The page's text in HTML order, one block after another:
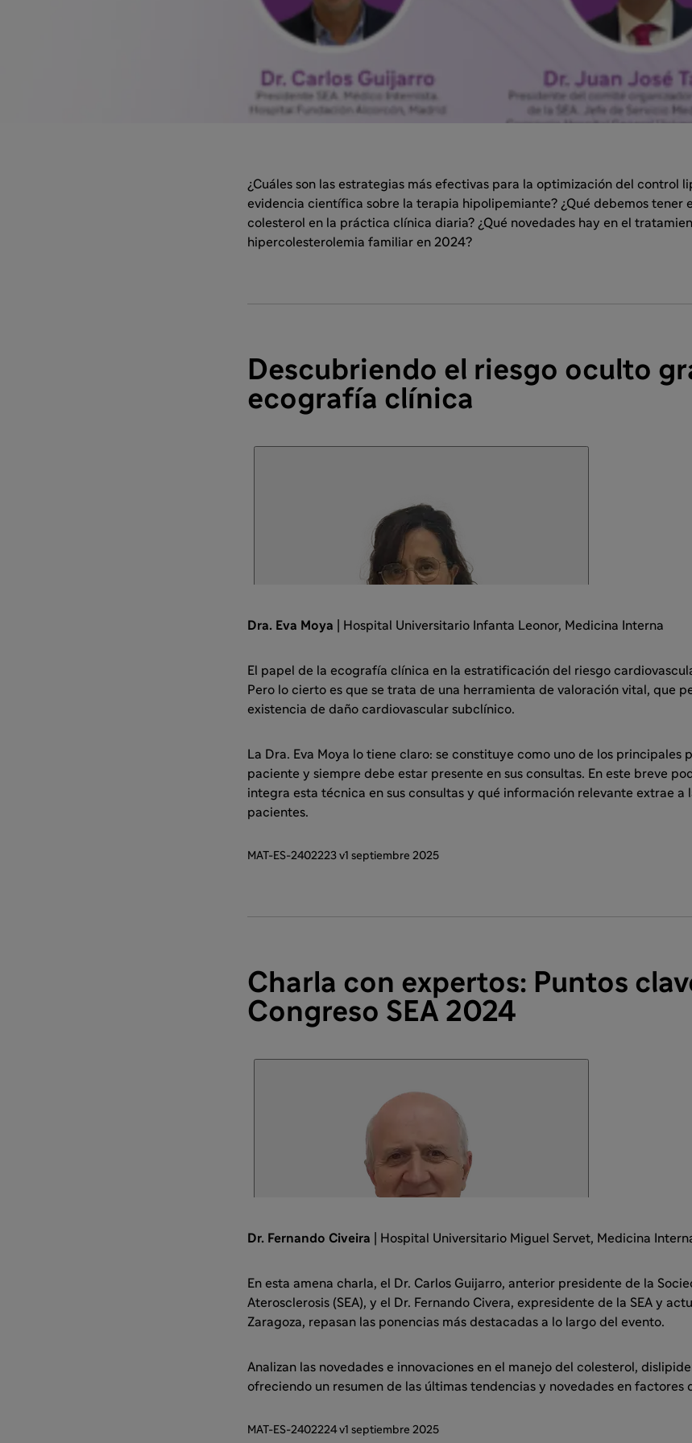
¿Cuáles son las estrategias más efectivas para la optimización del control
evidencia científica sobre la terapia hipolipemiante? ¿Qué debemos tener
colesterol en la práctica clínica diaria? ¿Qué novedades hay en el
hipercolesterolemia familiar en 2024?
Descubriendo el riesgo oculto
ecografía clínica
Dra. Eva Moya | Hospital Universitario Infanta Leonor, Medicina Interna
El papel de la ecografía clínica en la estratificación del riesgo
Pero lo cierto es que se trata de una herramienta de valoración vital, que
existencia de daño cardiovascular subclínico.
La Dra. Eva Moya lo tiene claro: se constituye como uno de los principales
paciente y siempre debe estar presente en sus consultas. En este breve
integra esta técnica en sus consultas y qué información relevante extrae a
pacientes.
MAT-ES-2402223 v1 septiembre 2025
Charla con expertos: Puntos
Congreso SEA 2024
Dr. Fernando Civeira | Hospital Universitario Miguel Servet, Medicina
En esta amena charla, el Dr. Carlos Guijarro, anterior presidente de la
Aterosclerosis (SEA), y el Dr. Fernando Civera, expresidente de la SEA y
Zaragoza, repasan las ponencias más destacadas a lo largo del evento.
Analizan las novedades e innovaciones en el manejo del colesterol,
ofreciendo un resumen de las últimas tendencias y novedades en factores
MAT-ES-2402224 v1 septiembre 2025